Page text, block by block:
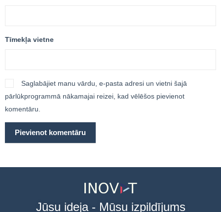
Tīmekļa vietne
Saglabājiet manu vārdu, e-pasta adresi un vietni šajā
pārlūkprogrammā nākamajai reizei, kad vēlēšos pievienot
komentāru.
Jūsu ideja - Mūsu izpildījums